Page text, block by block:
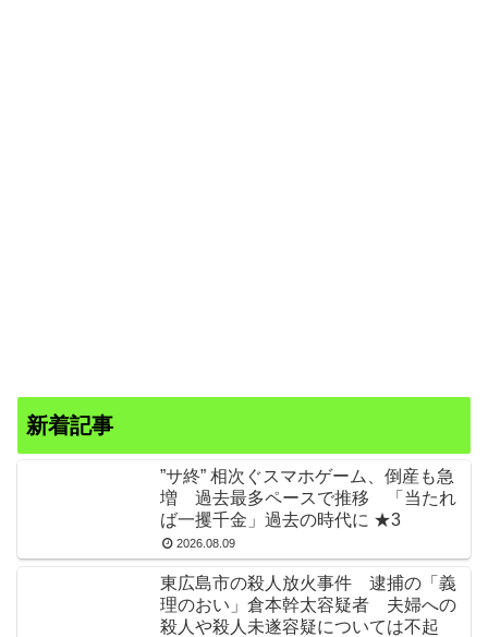
新着記事
”サ終” 相次ぐスマホゲーム、倒産も急
増 過去最多ペースで推移 「当たれ
ば一攫千金」過去の時代に ★3
2026.08.09
東広島市の殺人放火事件 逮捕の「義
理のおい」倉本幹太容疑者 夫婦への
殺人や殺人未遂容疑については不起